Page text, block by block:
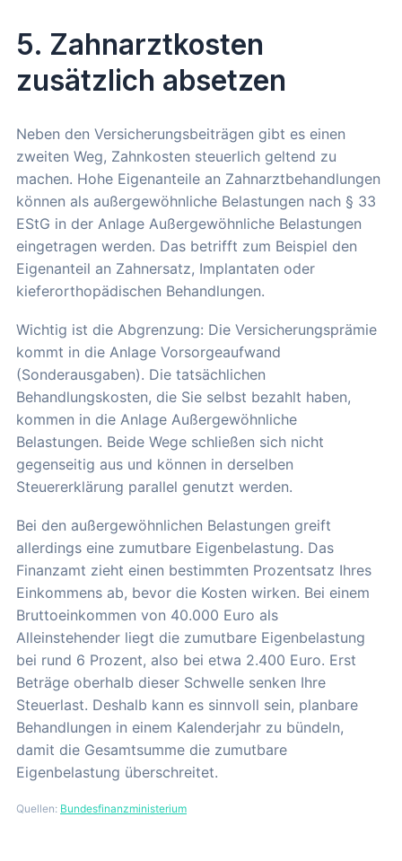
5. Zahnarztkosten
zusätzlich absetzen
Neben den Versicherungsbeiträgen gibt es einen
zweiten Weg, Zahnkosten steuerlich geltend zu
machen. Hohe Eigenanteile an Zahnarztbehandlungen
können als außergewöhnliche Belastungen nach § 33
EStG in der Anlage Außergewöhnliche Belastungen
eingetragen werden. Das betrifft zum Beispiel den
Eigenanteil an Zahnersatz, Implantaten oder
kieferorthopädischen Behandlungen.
Wichtig ist die Abgrenzung: Die Versicherungsprämie
kommt in die Anlage Vorsorgeaufwand
(Sonderausgaben). Die tatsächlichen
Behandlungskosten, die Sie selbst bezahlt haben,
kommen in die Anlage Außergewöhnliche
Belastungen. Beide Wege schließen sich nicht
gegenseitig aus und können in derselben
Steuererklärung parallel genutzt werden.
Bei den außergewöhnlichen Belastungen greift
allerdings eine zumutbare Eigenbelastung. Das
Finanzamt zieht einen bestimmten Prozentsatz Ihres
Einkommens ab, bevor die Kosten wirken. Bei einem
Bruttoeinkommen von 40.000 Euro als
Alleinstehender liegt die zumutbare Eigenbelastung
bei rund 6 Prozent, also bei etwa 2.400 Euro. Erst
Beträge oberhalb dieser Schwelle senken Ihre
Steuerlast. Deshalb kann es sinnvoll sein, planbare
Behandlungen in einem Kalenderjahr zu bündeln,
damit die Gesamtsumme die zumutbare
Eigenbelastung überschreitet.
Quellen: Bundesfinanzministerium